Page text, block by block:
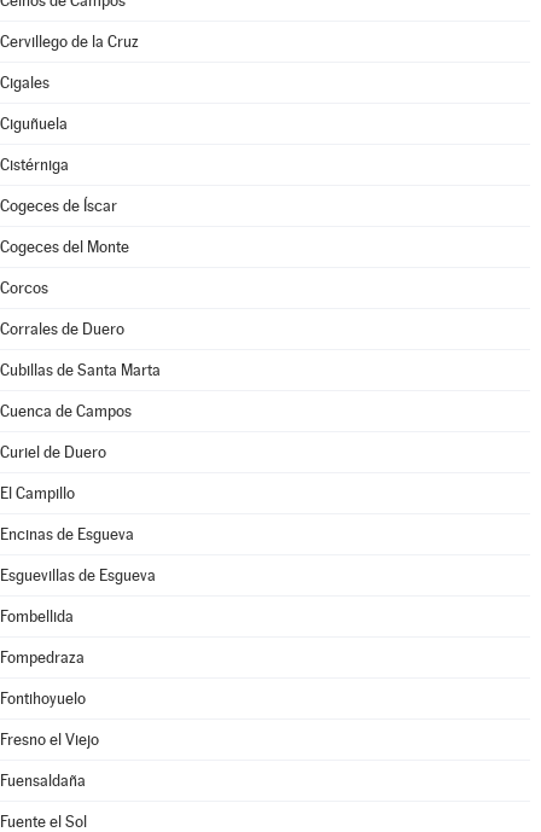
Cervillego de la Cruz
Cigales
Ciguñuela
Cistérniga
Cogeces de Íscar
Cogeces del Monte
Corcos
Corrales de Duero
Cubillas de Santa Marta
Cuenca de Campos
Curiel de Duero
El Campillo
Encinas de Esgueva
Esguevillas de Esgueva
Fombellida
Fompedraza
Fontihoyuelo
Fresno el Viejo
Fuensaldaña
Fuente el Sol